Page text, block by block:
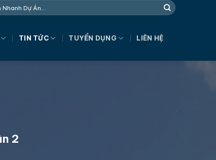
TIN TỨC TUYỂN DỤNG LIÊN HỆ
2